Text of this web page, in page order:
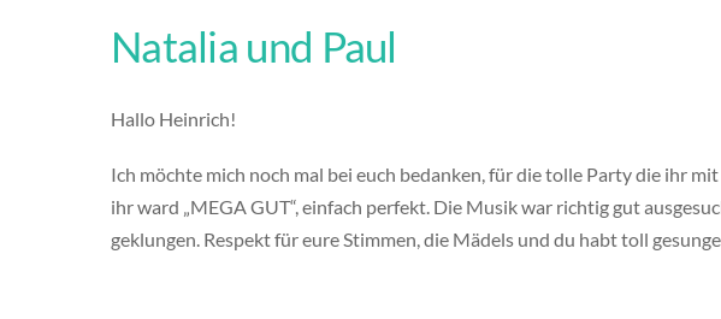
Natalia und Paul
Hallo Heinrich!
Ich möchte mich noch mal bei euch bedanken, für die tolle Party die ihr
ihr ward „MEGA GUT“, einfach perfekt. Die Musik war richtig gut
geklungen. Respekt für eure Stimmen, die Mädels und du habt toll